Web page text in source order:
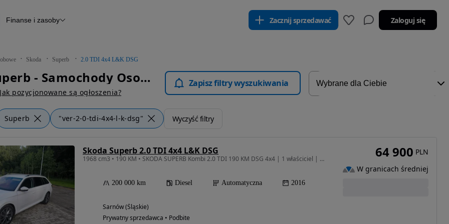
Raport z inspekcji
Otomoto News
Finanse i zasoby Zacznij sprzedawać Zaloguj się
Skoda Superb 2.0 TDI 4x4 L&K DSG
Skoda Superb - Samochody Osobowe
Jak pozycjonowane są ogłoszenia?
Zapisz filtry wyszukiwania
Superb "ver-2-0-tdi-4x4-l-k-dsg" Wyczyść filtry
Skoda Superb 2.0 TDI 4x4 L&K DSG
1968 cm3 • 190 KM • SKODA SUPERB Kombi 2.0 TDI 190 KM DSG 4x4 | 1 właściciel | Salon PL
200 000 km Diesel Automatyczna 2016
Sarnów (Śląskie)
Prywatny sprzedawca • Podbite
64 900 PLN
W granicach średniej